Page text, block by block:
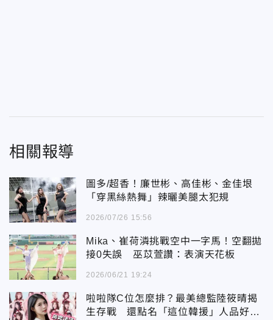
相關報導
圖多/超香！廉世彬、高佳彬、金佳垠
「穿黑絲熱舞」辣曬美腿太犯規
2026/07/26 15:56
Mika、崔荷潾挑戰空中一字馬！空翻拋
接0失誤 巫苡萱讚：表演天花板
2026/06/21 19:24
啦啦隊C位怎麼排？最美總監陸筱晴揭
生存戰 還點名「這位韓援」人品好到